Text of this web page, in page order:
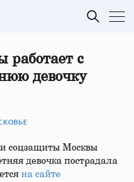
работает с
девочку
соцзащиты Москвы
девочка пострадала
на сайте